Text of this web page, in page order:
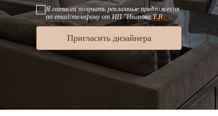
Я согласен получать рекламные предложения
по email/телефону от ИП "Иванова Т.В.
Пригласить дизайнера